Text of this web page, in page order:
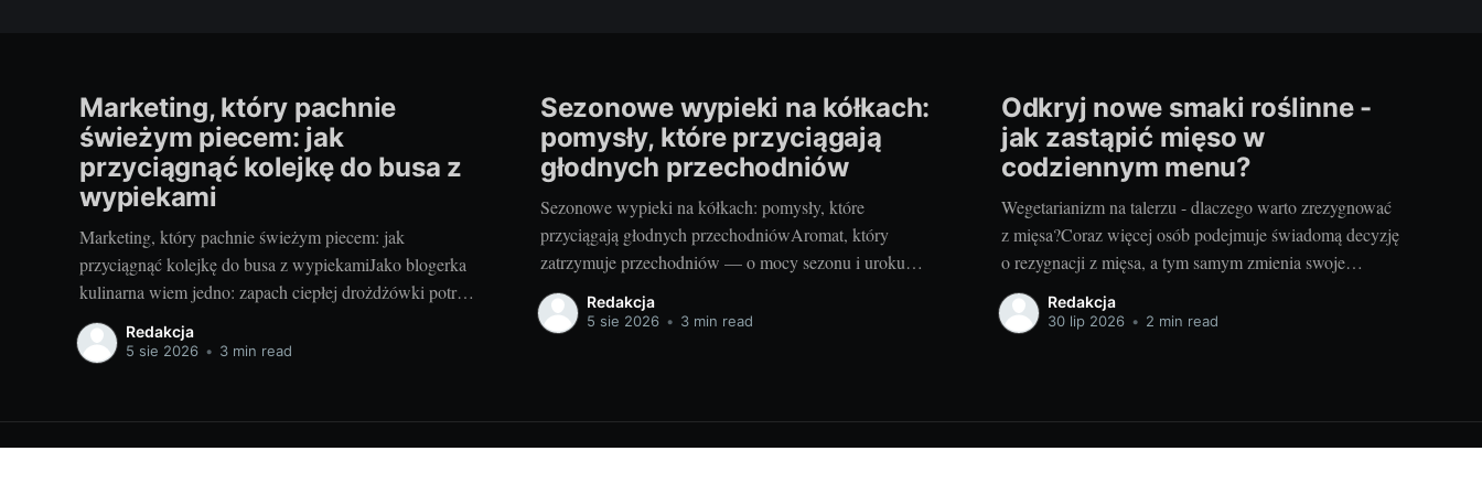
Marketing, który pachnie
świeżym piecem: jak
przyciągnąć kolejkę do busa z
wypiekami
Marketing, który pachnie świeżym piecem: jak
przyciągnąć kolejkę do busa z wypiekamiJako blogerka
kulinarna wiem jedno: zapach ciepłej drożdżówki potrafi
zatrzymać nawet najbardziej zabieganych. Mobilna
piekarnia ma supermoc — piec na kołach i kontakt z
Redakcja
5 sie 2026 • 3 min read
Sezonowe wypieki na kółkach:
pomysły, które przyciągają
głodnych przechodniów
Sezonowe wypieki na kółkach: pomysły, które
przyciągają głodnych przechodniówAromat, który
zatrzymuje przechodniów — o mocy sezonu i uroku
mobilnej piekarniKiedy piekę w domu, najpierw działa
zapach: ciepły cynamon, maślane ciasto, chrupiąca
Redakcja
5 sie 2026 • 3 min read
Odkryj nowe smaki roślinne -
jak zastąpić mięso w
codziennym menu?
Wegetarianizm na talerzu - dlaczego warto zrezygnować
z mięsa?Coraz więcej osób podejmuje świadomą decyzję
o rezygnacji z mięsa, a tym samym zmienia swoje
dotychczasowe nawyki żywieniowe na korzyść diety
roślinnej. Głównym powodem takiej zmiany może być
Redakcja
30 lip 2026 • 2 min read